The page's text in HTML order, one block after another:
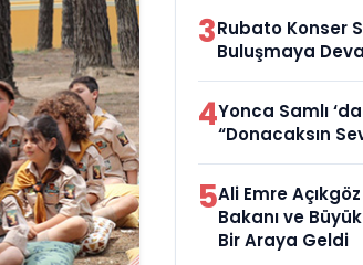
3Rubato Konser
Buluşmaya
4Yonca Samlı
“Donacaksın
5Ali Emre
Bakanı ve
Bir Araya Geldi